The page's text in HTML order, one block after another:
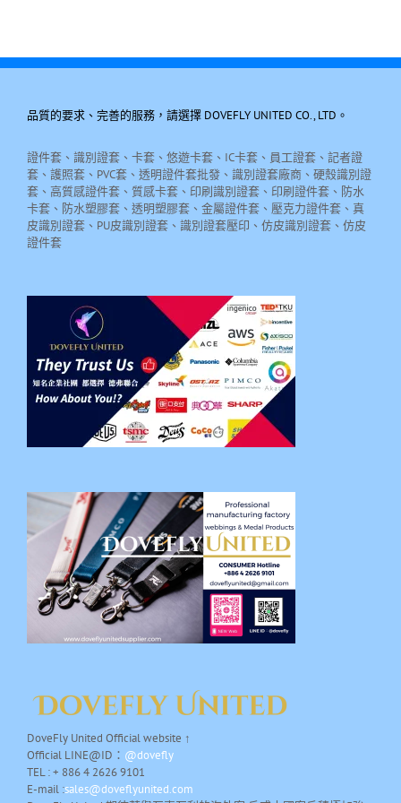
品質的要求、完善的服務，請選擇 DOVEFLY UNITED CO., LTD。
證件套、識別證套、卡套、悠遊卡套、IC卡套、員工證套、記者證
套、護照套、PVC套、透明證件套批發、識別證套廠商、硬殼識別證
套、高質感證件套、質感卡套、印刷識別證套、印刷證件套、防水
卡套、防水塑膠套、透明塑膠套、金屬證件套、壓克力證件套、真
皮識別證套、PU皮識別證套、識別證套壓印、仿皮識別證套、仿皮
證件套
DoveFly United Official website ↑
Official LINE@ID： @dovefly
TEL : + 886 4 2626 9101
E-mail :sales@doveflyunited.com